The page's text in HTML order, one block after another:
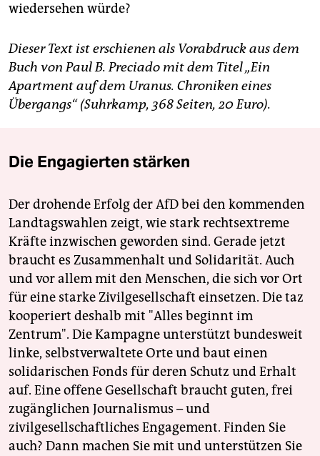
wiedersehen würde?
Dieser Text ist erschienen als Vorabdruck aus dem
Buch von Paul B. Preciado mit dem Titel „Ein
Apartment auf dem Uranus. Chroniken eines
Übergangs“ (Suhrkamp, 368 Seiten, 20 Euro).
Die Engagierten stärken
Der drohende Erfolg der AfD bei den kommenden
Landtagswahlen zeigt, wie stark rechtsextreme
Kräfte inzwischen geworden sind. Gerade jetzt
braucht es Zusammenhalt und Solidarität. Auch
und vor allem mit den Menschen, die sich vor Ort
für eine starke Zivilgesellschaft einsetzen. Die taz
kooperiert deshalb mit "Alles beginnt im
Zentrum". Die Kampagne unterstützt bundesweit
linke, selbstverwaltete Orte und baut einen
solidarischen Fonds für deren Schutz und Erhalt
auf. Eine offene Gesellschaft braucht guten, frei
zugänglichen Journalismus – und
zivilgesellschaftliches Engagement. Finden Sie
auch? Dann machen Sie mit und unterstützen Sie